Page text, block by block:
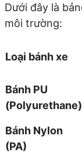
Dưới đây là
môi trường:
Loại bánh xe
Bánh PU
(Polyurethane)
Bánh Nylon
(PA)